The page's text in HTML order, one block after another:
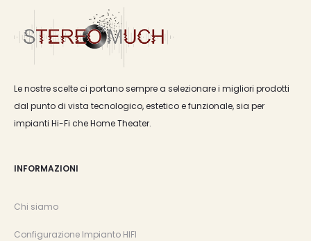
Le nostre scelte ci portano sempre a selezionare i migliori prodotti
dal punto di vista tecnologico, estetico e funzionale, sia per
impianti Hi-Fi che Home Theater.
INFORMAZIONI
Chi siamo
Configurazione Impianto HIFI